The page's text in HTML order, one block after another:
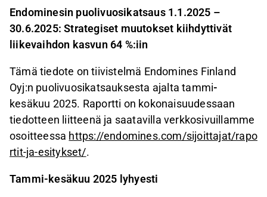
Endominesin puolivuosikatsaus 1.1.2025 –
30.6.2025: Strategiset muutokset kiihdyttivät
liikevaihdon kasvun 64 %:iin
Tämä tiedote on tiivistelmä Endomines Finland
Oyj:n puolivuosikatsauksesta ajalta tammi-
kesäkuu 2025. Raportti on kokonaisuudessaan
tiedotteen liitteenä ja saatavilla verkkosivuillamme
osoitteessa https://endomines.com/sijoittajat/rapo
rtit-ja-esitykset/.
Tammi-kesäkuu 2025 lyhyesti